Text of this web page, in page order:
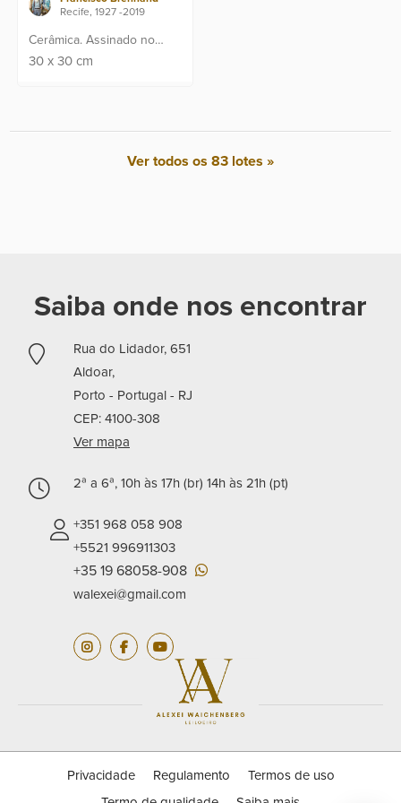
Recife, 1927 -2019
Cerâmica. Assinado no
canto inferior.
30x 30cm
Ver todos os 83 lotes »
Saiba onde nos encontrar
Rua do Lidador, 651
Aldoar,
Porto - Portugal - RJ
CEP: 4100-308
Ver mapa
2ª a 6ª, 10h às 17h (br) 14h às 21h (pt)
+351 968 058 908
+5521 996911303
+35 19 68058-908
walexei@gmail.com
Privacidade Regulamento
Termos de uso